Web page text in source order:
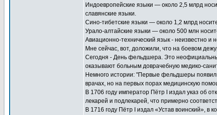
Индоевропейские языки — около 2,5 млрд
славянские языки.
Сино-тибетские языки — около 1,2 млрд
Урало-алтайские языки — около 500 млн
Авиационно-технический язык - неизвестно и
Мне сейчас, вот, доложили, что на боевом
Сегодня - День фельдшера. Это
оказывают больным доврачебную медико-
Немного истории: "Первые фельдшеры
врачах, но на первых порах медицинскую
В 1706 году император Пётр I издал указ об
лекарей и подлекарей, что примерно
В 1716 году Пётр I издал «Устав воинский», в